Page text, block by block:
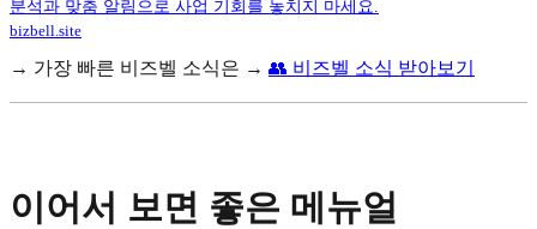
분석과 맞춤 알림으로 사업 기회를 놓치지 마세요.
bizbell.site
→ 가장 빠른 비즈벨 소식은 → 👥 비즈벨 소식 받아보기
이어서 보면 좋은 메뉴얼